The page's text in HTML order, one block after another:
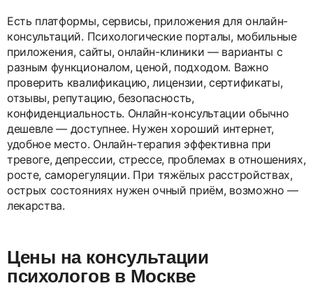
Есть платформы, сервисы, приложения для онлайн-
консультаций. Психологические порталы, мобильные
приложения, сайты, онлайн-клиники — варианты с
разным функционалом, ценой, подходом. Важно
проверить квалификацию, лицензии, сертификаты,
отзывы, репутацию, безопасность,
конфиденциальность. Онлайн-консультации обычно
дешевле — доступнее. Нужен хороший интернет,
удобное место. Онлайн-терапия эффективна при
тревоге, депрессии, стрессе, проблемах в отношениях,
росте, саморегуляции. При тяжёлых расстройствах,
острых состояниях нужен очный приём, возможно —
лекарства.
Цены на консультации
психологов в Москве